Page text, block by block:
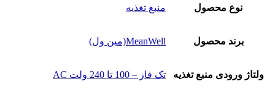
نوع محصول منبع تغذیه
برند محصول MeanWell(مین ول)
ولتاژ ورودی منبع تغذیه تک فاز – 100 تا 240 ولت AC